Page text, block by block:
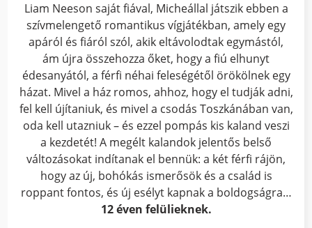
Liam Neeson saját fiával, Micheállal játszik ebben a
szívmelengető romantikus vígjátékban, amely egy
apáról és fiáról szól, akik eltávolodtak egymástól,
ám újra összehozza őket, hogy a fiú elhunyt
édesanyától, a férfi néhai feleségétől örökölnek egy
házat. Mivel a ház romos, ahhoz, hogy el tudják adni,
fel kell újítaniuk, és mivel a csodás Toszkánában van,
oda kell utazniuk – és ezzel pompás kis kaland veszi
a kezdetét! A megélt kalandok jelentős belső
változásokat indítanak el bennük: a két férfi rájön,
hogy az új, bohókás ismerősök és a család is
roppant fontos, és új esélyt kapnak a boldogságra…
12 éven felülieknek.